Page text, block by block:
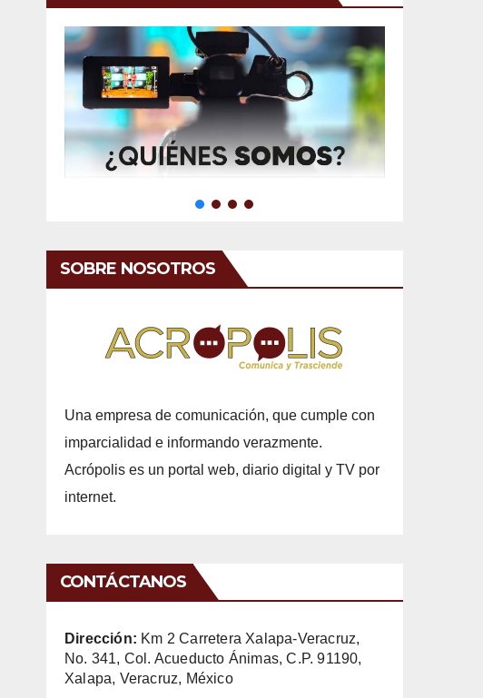
SOBRE NOSOTROS
Una empresa de comunicación, que cumple con
imparcialidad e informando verazmente.
Acrópolis es un portal web, diario digital y TV por
internet.
CONTÁCTANOS
Dirección: Km 2 Carretera Xalapa-Veracruz,
No. 341, Col. Acueducto Ánimas, C.P. 91190,
Xalapa, Veracruz, México